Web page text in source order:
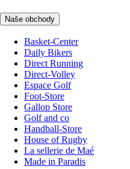
Naše obchody
Basket-Center
Daily Bikers
Direct Running
Direct-Volley
Espace Golf
Foot-Store
Gallop Store
Golf and co
Handball-Store
House of Rugby
La sellerie de Maé
Made in Paradis